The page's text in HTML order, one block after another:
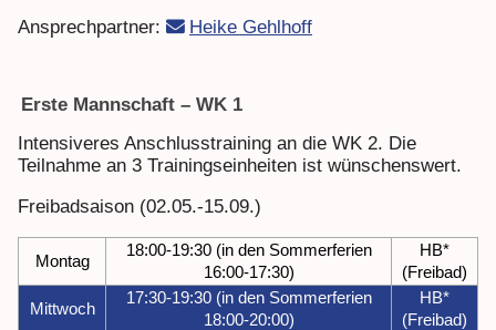
Ansprechpartner: Heike Gehlhoff
Erste Mannschaft – WK 1
Intensiveres Anschlusstraining an die WK 2. Die
Teilnahme an 3 Trainingseinheiten ist wünschenswert.
Freibadsaison (02.05.-15.09.)
Montag
18:00-19:30 (in den Sommerferien
16:00-17:30)
HB*
(Freibad)
Mittwoch
17:30-19:30 (in den Sommerferien
18:00-20:00)
HB*
(Freibad)